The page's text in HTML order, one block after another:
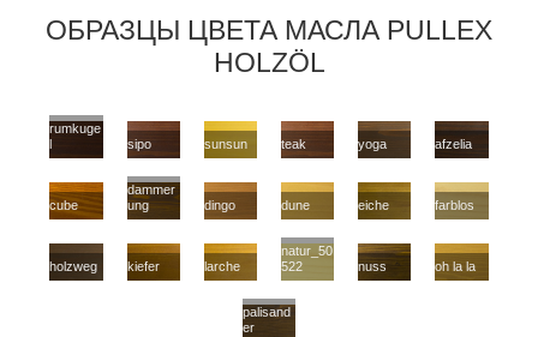
ОБРАЗЦЫ ЦВЕТА МАСЛА PULLEX
HOLZÖL
rumkuge
l
sipo sunsun teak yoga afzelia
cube
dammer
ung
dingo dune eiche farblos
holzweg kiefer larche
natur_50
522
nuss oh la la
palisand
er